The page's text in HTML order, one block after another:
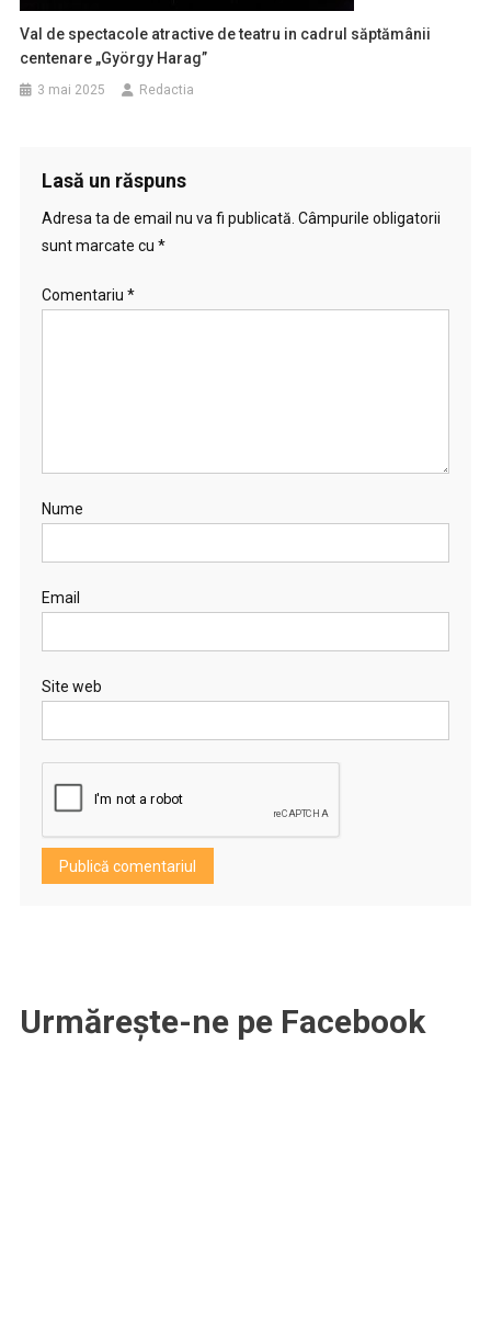
Val de spectacole atractive de teatru in cadrul săptămânii
centenare „György Harag”
3 mai 2025 Redactia
Lasă un răspuns
Adresa ta de email nu va fi publicată. Câmpurile obligatorii
sunt marcate cu *
Comentariu *
Nume
Email
Site web
Urmărește-ne pe Facebook